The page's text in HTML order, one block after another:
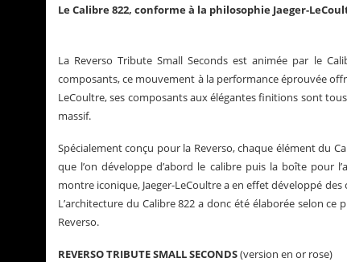
Le Calibre 822, conforme à la philosophie Jaeger-
La Reverso Tribute Small Seconds est animée par le
composants, ce mouvement à la performance éprouvée
LeCoultre, ses composants aux élégantes finitions sont
massif.
Spécialement conçu pour la Reverso, chaque élément du
que l’on développe d’abord le calibre puis la boîte pour
montre iconique, Jaeger-LeCoultre a en effet développé
L’architecture du Calibre 822 a donc été élaborée selon
Reverso.
REVERSO TRIBUTE SMALL SECONDS(version en or rose)